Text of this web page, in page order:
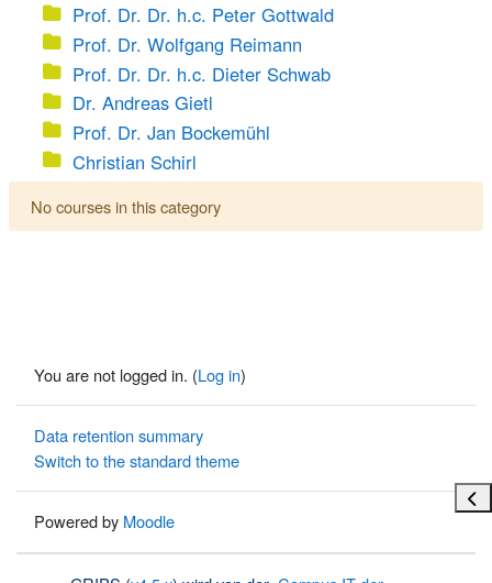
Prof. Dr. Dr. h.c. Peter Gottwald
Prof. Dr. Wolfgang Reimann
Prof. Dr. Dr. h.c. Dieter Schwab
Dr. Andreas Gietl
Prof. Dr. Jan Bockemühl
Christian Schirl
No courses in this category
You are not logged in. (Log in)
Data retention summary
Switch to the standard theme
Powered by Moodle